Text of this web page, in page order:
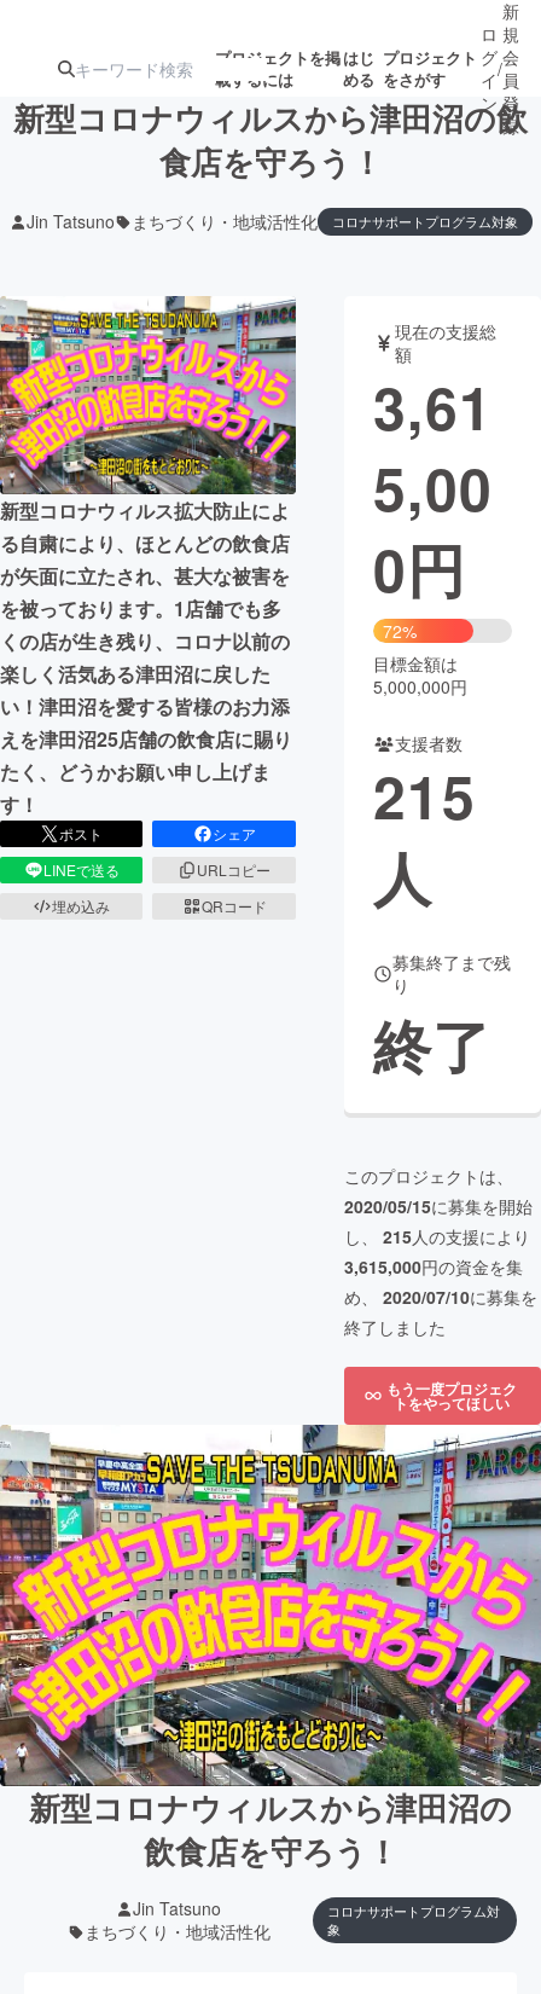
プロジェクトを掲
載するには
はじ
める
プロジェクト
をさがす
ジェクト
ターン
ジェクト
募集終了が近いプ
ロジェクト
もうすぐ公開
されます
アート・写真 音楽
テクノロジー・ガジェット ゲーム・サ
映像・映画
ビジネス・起業
まちづくり・地域活性化
CAMPFIRE for Social Good
CAMPFIRE Creation
CAMPFIREふるさと納税machi-ya コミュニティ
ロ
グ
イ
ン
/
新
規
会
員
登
録
新型コロナウィルスから津田沼の飲
食店を守ろう！
Jin Tatsuno まちづくり・地域活性化 コロナサポートプログラム対象
新型コロナウィルス拡大防止によ
る自粛により、ほとんどの飲食店
が矢面に立たされ、甚大な被害を
を被っております。1店舗でも多
くの店が生き残り、コロナ以前の
楽しく活気ある津田沼に戻した
い！津田沼を愛する皆様のお力添
えを津田沼25店舗の飲食店に賜り
たく、どうかお願い申し上げま
す！
ポスト
シェア
LINEで送る
URLコピー
埋め込み
QRコード
現在の支援総
額
3,61
5,00
0円
72%
目標金額は
5,000,000円
支援者数
215
人
募集終了まで残
り
終了
このプロジェクトは、
2020/05/15に募集を開始
し、 215人の支援により
3,615,000円の資金を集
め、 2020/07/10に募集を
終了しました
もう一度プロジェク
トをやってほしい
新型コロナウィルスから津田沼の
飲食店を守ろう！
Jin Tatsuno
まちづくり・地域活性化
コロナサポートプログラム対
象